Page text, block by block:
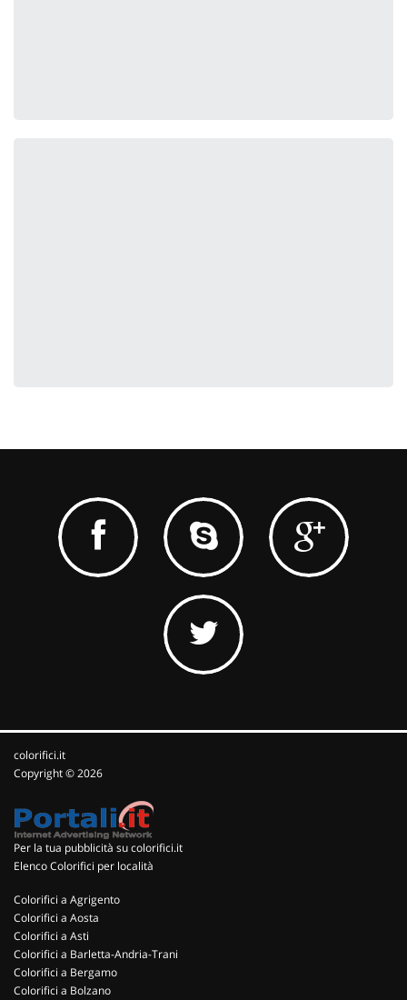
colorifici.it
Copyright © 2026
Per la tua pubblicità su colorifici.it
Elenco Colorifici per località
Colorifici a Agrigento
Colorifici a Aosta
Colorifici a Asti
Colorifici a Barletta-Andria-Trani
Colorifici a Bergamo
Colorifici a Bolzano